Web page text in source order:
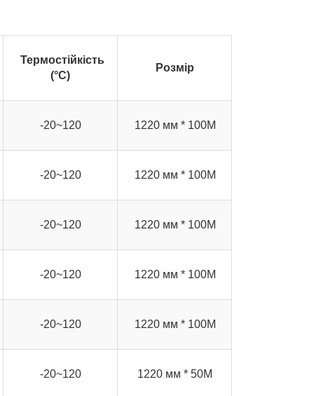
Термостійкість
(°C)
Розмір
-20~120 1220 мм * 100М
-20~120 1220 мм * 100М
-20~120 1220 мм * 100М
-20~120 1220 мм * 100М
-20~120 1220 мм * 100М
-20~120 1220 мм * 50М